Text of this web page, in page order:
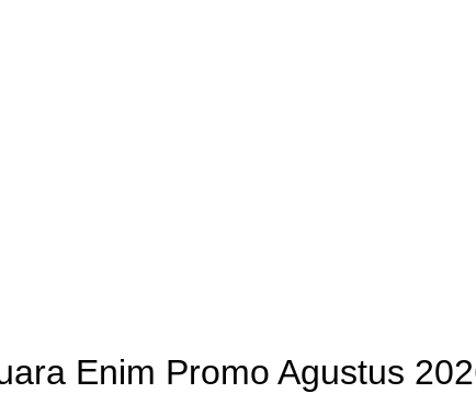
Enim Promo Agustus